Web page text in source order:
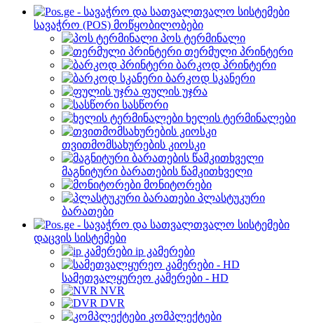
სავაჭრო (POS) მოწყობილობები
პოს ტერმინალი
თერმული პრინტერი
ბარკოდ პრინტერი
ბარკოდ სკანერი
ფულის უჯრა
სასწორი
ხელის ტერმინალები
თვითმომსახურების კიოსკი
მაგნიტური ბარათების წამკითხველი
მონიტორები
პლასტუკური
ბარათები
დაცვის სისტემები
ip კამერები
სამეთვალყურეო კამერები - HD
NVR
DVR
კომპლექტები